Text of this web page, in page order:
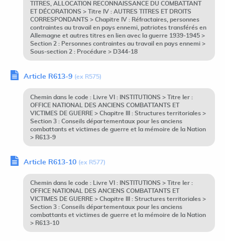
TITRES, ALLOCATION RECONNAISSANCE DU COMBATTANT
ET DÉCORATIONS > Titre IV : AUTRES TITRES ET DROITS
CORRESPONDANTS > Chapitre IV : Réfractaires, personnes
contraintes au travail en pays ennemi, patriotes transférés en
Allemagne et autres titres en lien avec la guerre 1939-1945 >
Section 2 : Personnes contraintes au travail en pays ennemi >
Sous-section 2 : Procédure > D344-18
Article R613-9 (ex R575)
Chemin dans le code : Livre VI : INSTITUTIONS > Titre Ier :
OFFICE NATIONAL DES ANCIENS COMBATTANTS ET
VICTIMES DE GUERRE > Chapitre III : Structures territoriales >
Section 3 : Conseils départementaux pour les anciens
combattants et victimes de guerre et la mémoire de la Nation
> R613-9
Article R613-10 (ex R577)
Chemin dans le code : Livre VI : INSTITUTIONS > Titre Ier :
OFFICE NATIONAL DES ANCIENS COMBATTANTS ET
VICTIMES DE GUERRE > Chapitre III : Structures territoriales >
Section 3 : Conseils départementaux pour les anciens
combattants et victimes de guerre et la mémoire de la Nation
> R613-10